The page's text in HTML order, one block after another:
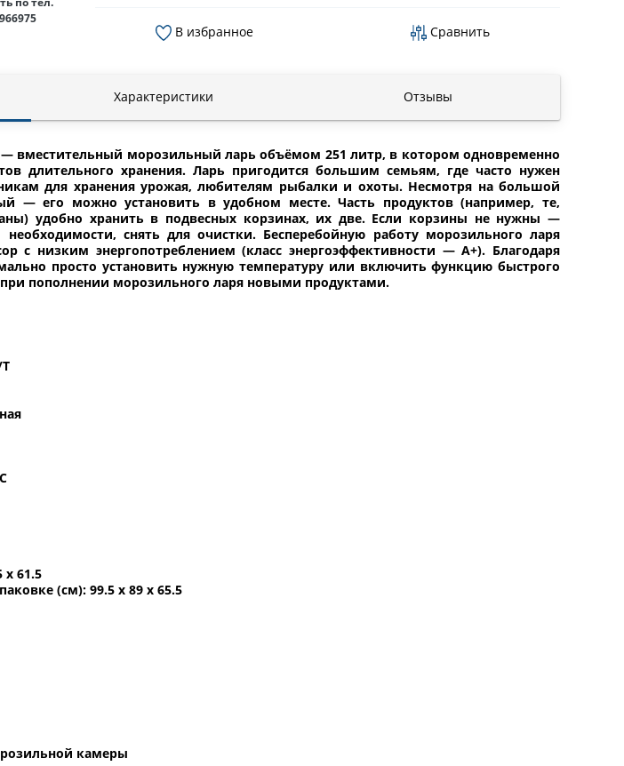
В избранное Сравнить
Характеристики Отзывы
— вместительный морозильный ларь объёмом 251 литр, в котором одновременно
длительного хранения. Ларь пригодится большим семьям, где часто нужен
для хранения урожая, любителям рыбалки и охоты. Несмотря на большой
— его можно установить в удобном месте. Часть продуктов (например, те,
удобно хранить в подвесных корзинах, их две. Если корзины не нужны —
снять для очистки. Бесперебойную работу морозильного ларя
с низким энергопотреблением (класс энергоэффективности — А+). Благодаря
просто установить нужную температуру или включить функцию быстрого
пополнении морозильного ларя новыми продуктами.
x 61.5
(см): 99.5 x 89 x 65.5
камеры